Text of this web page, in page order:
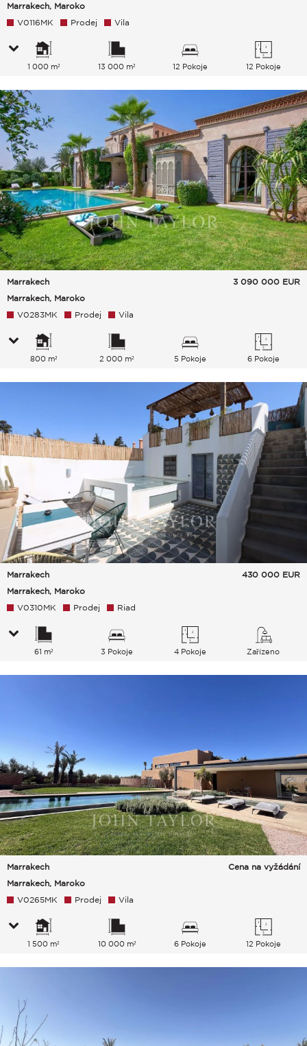
Marrakech, Maroko
V0116MK Prodej Vila
1 000 m² 13 000 m² 12 Pokoje 12 Pokoje
Marrakech
Marrakech, Maroko
3 090 000 EUR
V0283MK Prodej Vila
800 m² 2 000 m² 5 Pokoje 6 Pokoje
Marrakech
Marrakech, Maroko
430 000 EUR
V0310MK Prodej Riad
61 m² 3 Pokoje 4 Pokoje Zařízeno
Marrakech
Marrakech, Maroko
Cena na vyžádání
V0265MK Prodej Vila
1 500 m² 10 000 m² 6 Pokoje 12 Pokoje